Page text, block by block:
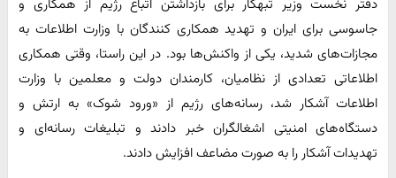
جاسوسی برای ایران و تهدید همکاری کنندگان با وزارت اطلاعات به
مجازات‌های شدید، یکی از واکنش‌ها بود. در این راستا، وقتی همکاری
اطلاعاتی تعدادی از نظامیان، کارمندان دولت و معلمین با وزارت
اطلاعات آشکار شد، رسانه‌های رژیم از «ورود شوک» به ارتش و
دستگاه‌های امنیتی اشغالگران خبر دادند و تبلیغات رسانه‌ای و
تهدیدات آشکار را به صورت مضاعف افزایش دادند.